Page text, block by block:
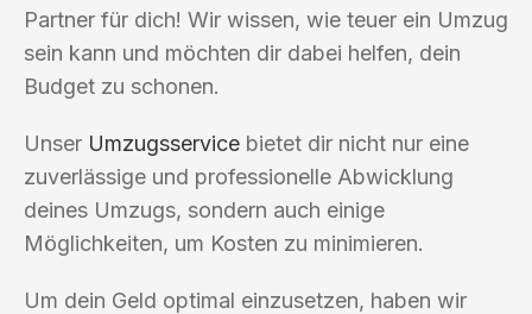
Partner für dich! Wir wissen, wie teuer ein Umzug
sein kann und möchten dir dabei helfen, dein
Budget zu schonen.
Unser Umzugsservice bietet dir nicht nur eine
zuverlässige und professionelle Abwicklung
deines Umzugs, sondern auch einige
Möglichkeiten, um Kosten zu minimieren.
Um dein Geld optimal einzusetzen, haben wir